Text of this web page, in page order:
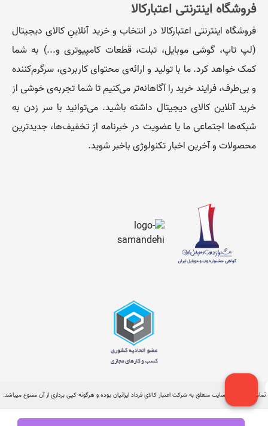
فروشگاه اینترنتی اعتبارکالا
فروشگاه اینترنتی اعتبارکالا در انتخاب و خرید آنلاینِ کالای دیجیتال
(لپ تاپ، گوشی موبایل، تبلت، قطعات کامپیوتری و...) به شما
کمک خواهد کرد. ما با تولید و ارائه‌ی محتوای کاربردی، سرگرم‌کننده
و بی‌طرف، فرایند خرید را آگاهانه‌تر می‌کنیم تا شما تجربه‌ی خوشی از
خرید آنلاین کالای دیجیتال داشته باشید. می‌توانید با سر زدن به
شبکه‌ها اجتماعی ما یا عضویت در خبرنامه از تخفیف‌‌ها، جدیدترین
محصولات و آخرین اخبار تکنولوژی باخبر شوید.
تمامی حقوق این سایت متعلق به شرکت اعتبار کالای فرداد ایرانیان بوده و هرگونه کپی برداری از آن ممنوع میباشد.